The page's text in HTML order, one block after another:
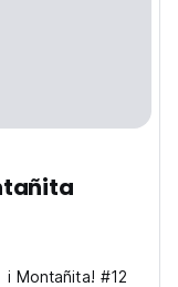
Montañita! #12